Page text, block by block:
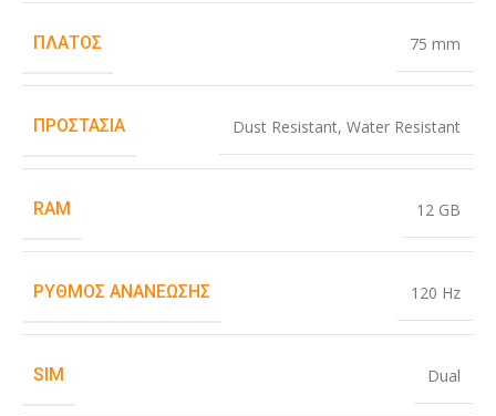
ΠΛΆΤΟΣ 75 mm
ΠΡΟΣΤΑΣΊΑ Dust Resistant, Water Resistant
RAM 12 GB
ΡΥΘΜΌΣ ΑΝΑΝΈΩΣΗΣ 120 Hz
SIM Dual